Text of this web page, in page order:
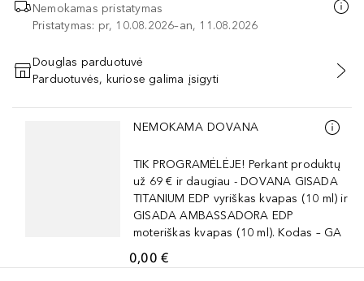
Nemokamas pristatymas
Pristatymas: pr, 10.08.2026–an, 11.08.2026
PRIDĖTI Į KREPŠELĮ
Douglas parduotuvė
Parduotuvės, kuriose galima įsigyti
Praleisti slankiklį
NEMOKAMA DOVANA
TIK PROGRAMĖLĖJE! Perkant produktų
už 69 € ir daugiau - DOVANA GISADA
TITANIUM EDP vyriškas kvapas (10 ml) ir
GISADA AMBASSADORA EDP
moteriškas kvapas (10 ml). Kodas – GA
0,00 €